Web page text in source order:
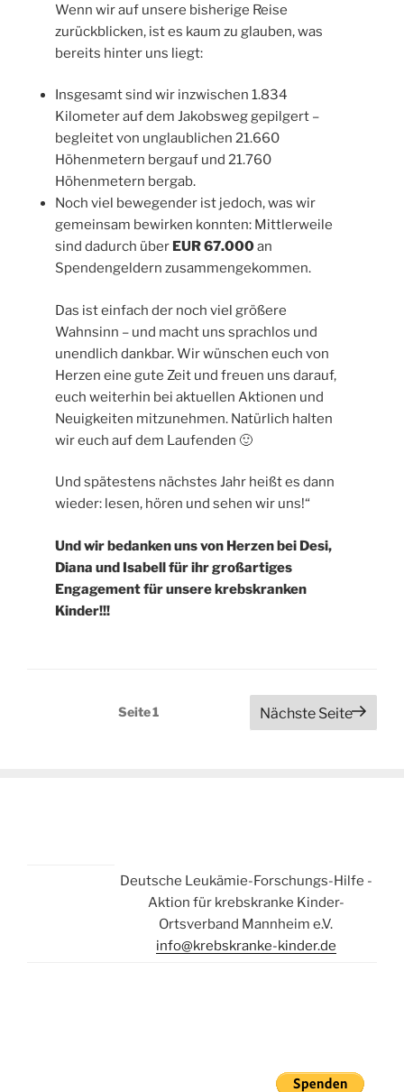
Wenn wir auf unsere bisherige Reise
zurückblicken, ist es kaum zu glauben, was
bereits hinter uns liegt:
Insgesamt sind wir inzwischen 1.834
Kilometer auf dem Jakobsweg gepilgert –
begleitet von unglaublichen 21.660
Höhenmetern bergauf und 21.760
Höhenmetern bergab.
Noch viel bewegender ist jedoch, was wir
gemeinsam bewirken konnten: Mittlerweile
sind dadurch über EUR 67.000an
Spendengeldern zusammengekommen.
Das ist einfach der noch viel größere
Wahnsinn – und macht uns sprachlos und
unendlich dankbar. Wir wünschen euch von
Herzen eine gute Zeit und freuen uns darauf,
euch weiterhin bei aktuellen Aktionen und
Neuigkeiten mitzunehmen. Natürlich halten
wir euch auf dem Laufenden 🙂
Und spätestens nächstes Jahr heißt es dann
wieder: lesen, hören und sehen wir uns!“
Und wir bedanken uns von Herzen bei Desi,
Diana und Isabell für ihr großartiges
Engagement für unsere krebskranken
Kinder!!!
Seitennummerierung
Seite1 Nächste Seite
Deutsche Leukämie-Forschungs-Hilfe -
Aktion für krebskranke Kinder-
Ortsverband Mannheim e.V.
info@krebskranke-kinder.de